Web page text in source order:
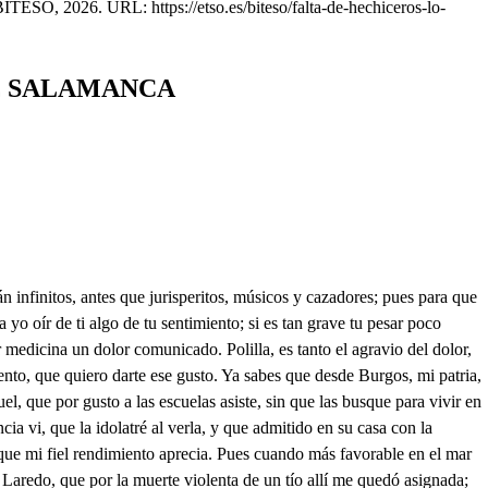
2026. URL: https://etso.es/biteso/falta-de-hechiceros-lo-
SALAMANCA
sodomia mayor, que una desvergüenza. Yo fui ante anoche a su cuarto, y la vi con tantas velas por el hueco, que la llave en la cerradura deja, que creí, que en Baraona me hallaba ya hasta las trenzas. Y ella, gruñendo allá dentro con una cara de suegra, por no sé que ingrato o turco, zas, de un golpazo se cuela hancia el techo, y allá vas: entro allá para prenderla, más cogila por el rabo. Extrañas cosas me cuenta vuestra admiración. Lo dicho; y os aseguro, por esta, que lo vi con estos ojos, que se han de comer la tierra: yo vengo al Corregidor, mi amigo, a dar de ello cuenta, ya ves, que traigo conmigo mi informacioncita hecha con su in singulís, y todo, si os queréis pasear por ella, veréis si es verdad que viene con su sal y su pimienta. Absorto os escucho, amigo: pero pues vuestra prudencia trae la información veamos. Oíd; esta es la cabecera. , . Lee. Pues es testamento? Bueno. no, señor; pero es preciso: porque si es una hechicera, no yendo en nombre de Dios, todo el cuento va por tierra. Al Señor Corregidor. los dos, y se los quita. Ya que me hallo yo tan cerca, mejor es que yo los lleve donde, y como me convenga. Raro prodigio! . Serora? (muerto estoy!) en hora buena vengáis, donde un fiel criado entrambas manos os besa: (no te llevará el demonio!) Ya sé yo cuantas finezas le debo, cuantos obsequios, y qué corteses ausencias; mas por él no vengo, no, que solo a venir me empeña, porque sepa un falso amante, porque un pecho ingrato entienda, que si de un monte me saca, a ser racional de fiera me trae, no se lo agradezco, que no obra bien la fineza quien sabe unir cauteloso con el obsequio la ofensa. Yo ofensa, Cristerna hermosa? Saben los cielos. La lengua detén, cierra el labio, calma la voz, tirano, y no mientas, que ya estoy de tus ficciones enterada y sa atisfecha. u otro dueño adoras; cuando yo del amor a las flechas vivo herida? no ha de ser. Qué te admiras de que entienda tus designios? no lo extrañes, que valida de mi ciencia el verme donde no quieres, y huir de donde me dejas, es, para que tú no dudes que soy más de lo que piensas. Si es diablo, menos la cola, . dice verdad la embustera. Qué he de hacer, sagrados cielos, con esta mujer? Sosiega, Cristerna, tus bellas iras, que no dicen bien sus nieblas con el sol de tu semblante. Señora, dadme licencia. Id con Dios; y por si acaso dudáis donde se me pueda prender, sabed que en la casa de Don Facundo, que a esta tan vecina está, me hospedo. Pues de un hombre de mis prendas tal imagináis? Jesús! no, señor, ni qué se entienda. Pues a qué sin formáis autos, sino es vuestra intención esa? Para divertir los ratos ociosos, sin más cautela, que escribir por escribir. Yo soy vuestro, y tan de veras que:: pero vaya un polvillo. Así tal obsequio aprecia mi atención. Jesús, mil vedes! una sierpe es en conciencia; pero pues sé que en la casa de Don Facundo (las piernas me están temblando!) se guarda, ella caerá; voyme afuera, no caiga antes yo: Seo Don Sebastían, a la obediencia. Id con Dios. Ahora, villano, es razón que tus ofensas publique mi pecho, herido de ingratas correspondencias. Tú, de aquel monte en las tosca brutas intrincadas breñas, no me hablaste cariñoro con palabras ta